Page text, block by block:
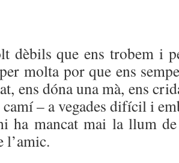
dèbils que ens trobem i
molta por que ens
ens dóna una mà, ens
camí – a vegades difícil i
ha mancat mai la llum
l’amic.